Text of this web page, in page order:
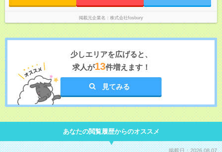
掲載元企業名 株式会社fosbury
少しエリアを広げると、
求人が13件増えます！
見てみる
あなたの閲覧履歴からのオススメ
掲載日：2026.08.07